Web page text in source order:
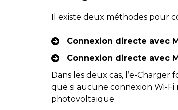
Il existe deux méthodes pour
Connexion directe avec
Connexion directe avec
Dans les deux cas, l’e-
que si aucune connexion Wi-
photovoltaïque.